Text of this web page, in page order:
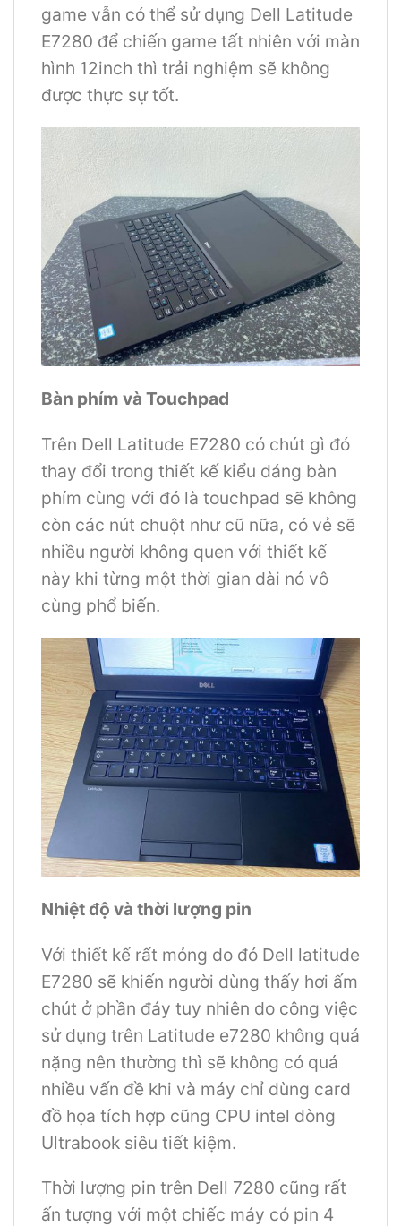
game vẫn có thể sử dụng Dell Latitude
E7280 để chiến game tất nhiên với màn
hình 12inch thì trải nghiệm sẽ không
được thực sự tốt.
Bàn phím và Touchpad
Trên Dell Latitude E7280 có chút gì đó
thay đổi trong thiết kế kiểu dáng bàn
phím cùng với đó là touchpad sẽ không
còn các nút chuột như cũ nữa, có vẻ sẽ
nhiều người không quen với thiết kế
này khi từng một thời gian dài nó vô
cùng phổ biến.
Nhiệt độ và thời lượng pin
Với thiết kế rất mỏng do đó Dell latitude
E7280 sẽ khiến người dùng thấy hơi ấm
chút ở phần đáy tuy nhiên do công việc
sử dụng trên Latitude e7280 không quá
nặng nên thường thì sẽ không có quá
nhiều vấn đề khi và máy chỉ dùng card
đồ họa tích hợp cũng CPU intel dòng
Ultrabook siêu tiết kiệm.
Thời lượng pin trên Dell 7280 cũng rất
ấn tượng với một chiếc máy có pin 4